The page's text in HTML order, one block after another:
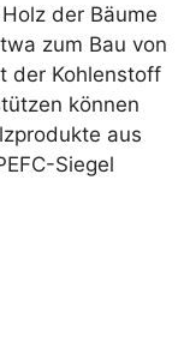
der Bäume
zum Bau von
der Kohlenstoff
können
aus
Siegel